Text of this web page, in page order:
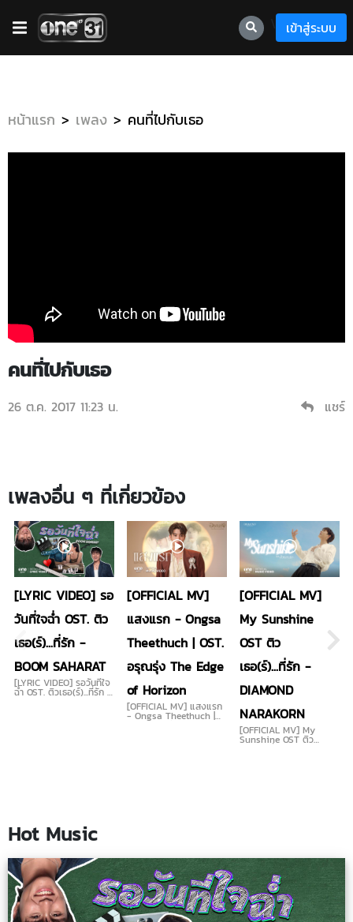
เข้าสู่ระบบ
หน้าแรก เพลง คนที่ไปกับเธอ
คนที่ไปกับเธอ
26 ต.ค. 2017 11:23 น. แชร์
เพลงอื่น ๆ ที่เกี่ยวข้อง
[LYRIC VIDEO] รอ
วันที่ใจฉ่ำ OST. ติว
เธอ(ร์)...ที่รัก -
BOOM SAHARAT
[LYRIC VIDEO] รอวันที่ใจ
ฉ่ำ OST. ติวเธอ(ร์)...ที่รัก -
[OFFICIAL MV]
แสงแรก - Ongsa
Theethuch | OST.
อรุณรุ่ง The Edge
of Horizon
[OFFICIAL MV] แสงแรก
- Ongsa Theethuch |
OST. อรุณรุ่ง The Edge
[OFFICIAL MV]
My Sunshine
OST ติว
เธอ(ร์)...ที่รัก -
DIAMOND
NARAKORN
[OFFICIAL MV] My
Sunshine OST ติว
เธอ(ร์)...ที่รัก - DIAMOND
Hot Music